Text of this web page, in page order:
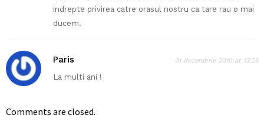
indrepte privirea catre orasul nostru ca tare rau o mai
ducem.
Paris 31 decembrie 2010 at 13:25
La multi ani !
Comments are closed.